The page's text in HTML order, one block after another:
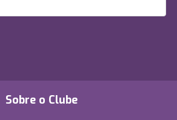
Sobre o Clube